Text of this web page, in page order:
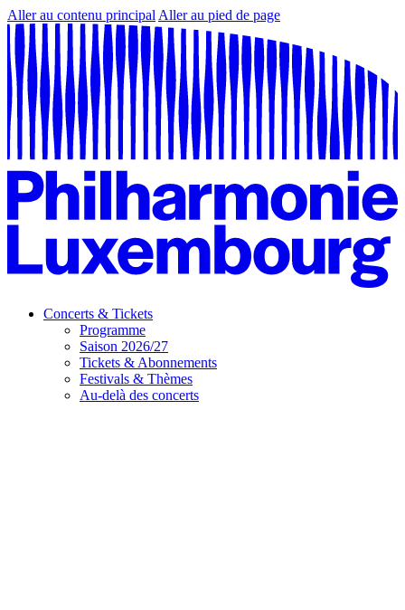
Aller au contenu principal Aller au pied de page
Concerts & Tickets
Programme
Saison 2026/27
Tickets & Abonnements
Festivals & Thèmes
Au-delà des concerts